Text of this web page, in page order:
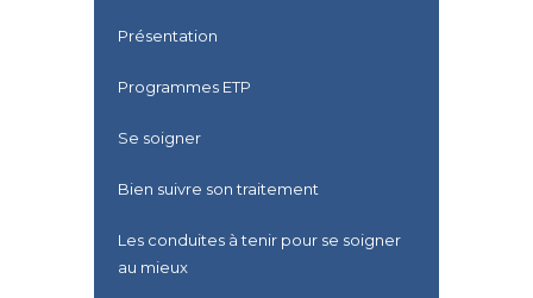
Présentation
Programmes ETP
Se soigner
Bien suivre son traitement
Les conduites à tenir pour se soigner
au mieux